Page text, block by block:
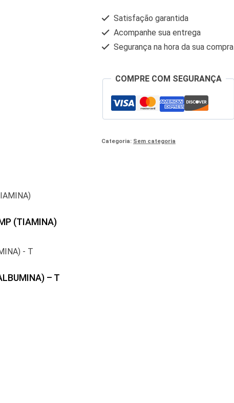
CRIS
Satisfação garantida
Acompanhe sua entrega
Segurança na hora da sua compra
COMPRE COM SEGURANÇA
Categoria: Sem categoria
(TIAMINA)
– T